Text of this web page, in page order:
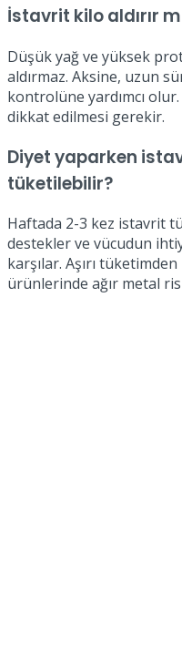
İstavrit kilo aldırır
Düşük yağ ve yüksek
aldırmaz. Aksine, uzun
kontrolüne yardımcı
dikkat edilmesi gerekir.
Diyet yaparken
tüketilebilir?
Haftada 2-3 kez istavrit
destekler ve vücudun
karşılar. Aşırı tüketimden
ürünlerinde ağır metal